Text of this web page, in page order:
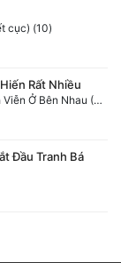
cục) (10)
Rất Nhiều
Chương 958 Ta Muốn Cùng Các Cô Vĩnh Viễn Ở Bên Nhau (2) Hết
Đầu Tranh Bá